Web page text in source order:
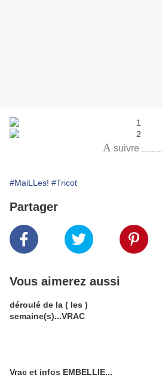
A suivre
#MaiLLes! #Tricot
Partager
Vous aimerez aussi
déroulé de la ( les )
semaine(s)...VRAC
Vrac et infos EMBELLIE...